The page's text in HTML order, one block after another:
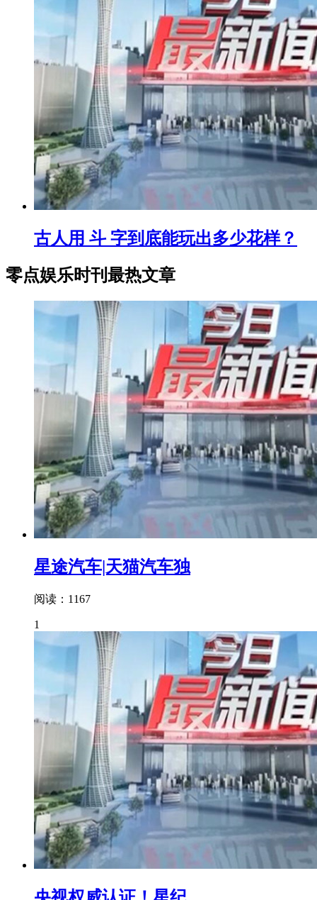
古人用 斗 字到底能玩出多少花样？
零点娱乐时刊最热文章
星途汽车|天猫汽车独
阅读：1167
1